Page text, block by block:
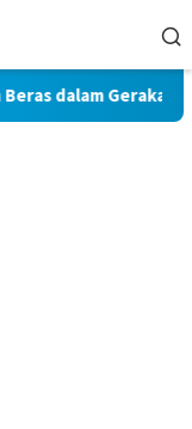
Gerakan Pangan